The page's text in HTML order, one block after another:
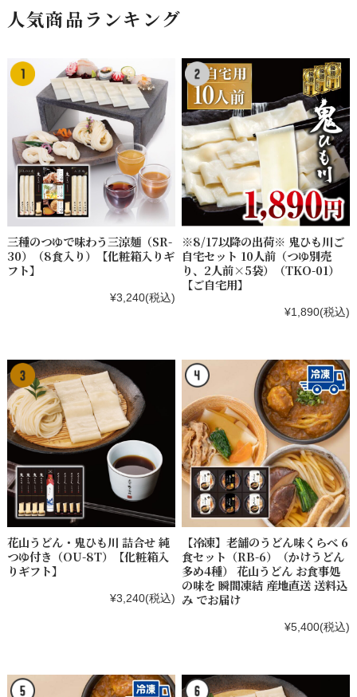
人気商品ランキング
三種のつゆで味わう三涼麺（SR-
30）（8食入り）【化粧箱入りギ
フト】
¥3,240(税込)
※8/17以降の出荷※ 鬼ひも川ご
自宅セット 10人前（つゆ別売
り、2人前×5袋）（TKO-01）
【ご自宅用】
¥1,890(税込)
花山うどん・鬼ひも川 詰合せ 純
つゆ付き（OU-8T）【化粧箱入
りギフト】
¥3,240(税込)
【冷凍】老舗のうどん味くらべ 6
食セット（RB-6）（かけうどん
多め4種） 花山うどん お食事処
の味を 瞬間凍結 産地直送 送料込
み でお届け
¥5,400(税込)